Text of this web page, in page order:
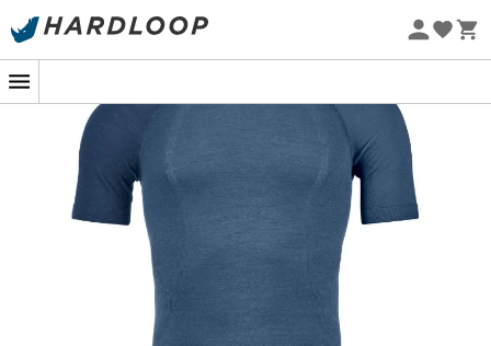
-5% Extra - Kode Summer5
Nyt